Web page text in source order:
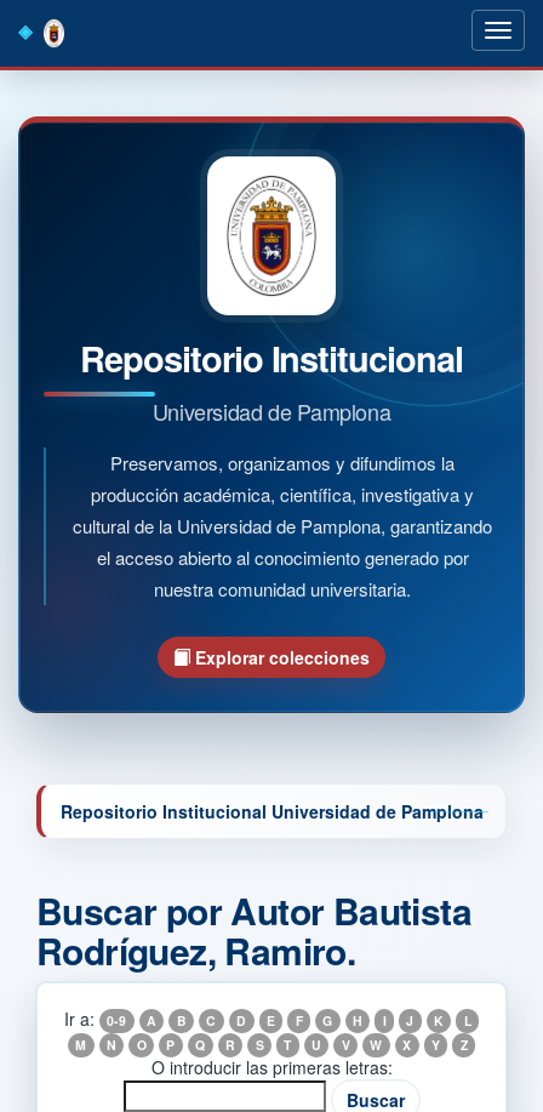
navigation
Repositorio Institucional
Universidad de Pamplona
Preservamos, organizamos y difundimos la
producción académica, científica, investigativa y
cultural de la Universidad de Pamplona, garantizando
el acceso abierto al conocimiento generado por
nuestra comunidad universitaria.
Explorar colecciones
Repositorio Institucional Universidad de Pamplona
Buscar por Autor Bautista
Rodríguez, Ramiro.
Ir a: 0-9 A B C D E F G H I J K
L
M
N O P Q R S T U V W X Y Z
O introducir las primeras letras: